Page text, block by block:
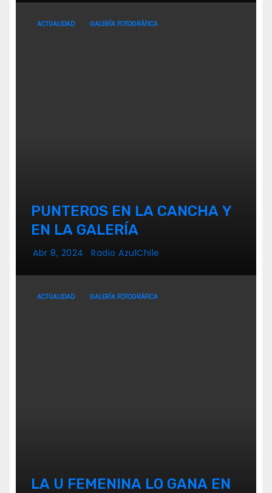
ACTUALIDAD GALERÍA FOTOGRÁFICA
PUNTEROS EN LA CANCHA Y
EN LA GALERÍA
Abr 8, 2024 Radio AzulChile
ACTUALIDAD GALERÍA FOTOGRÁFICA
LA U FEMENINA LO GANA EN